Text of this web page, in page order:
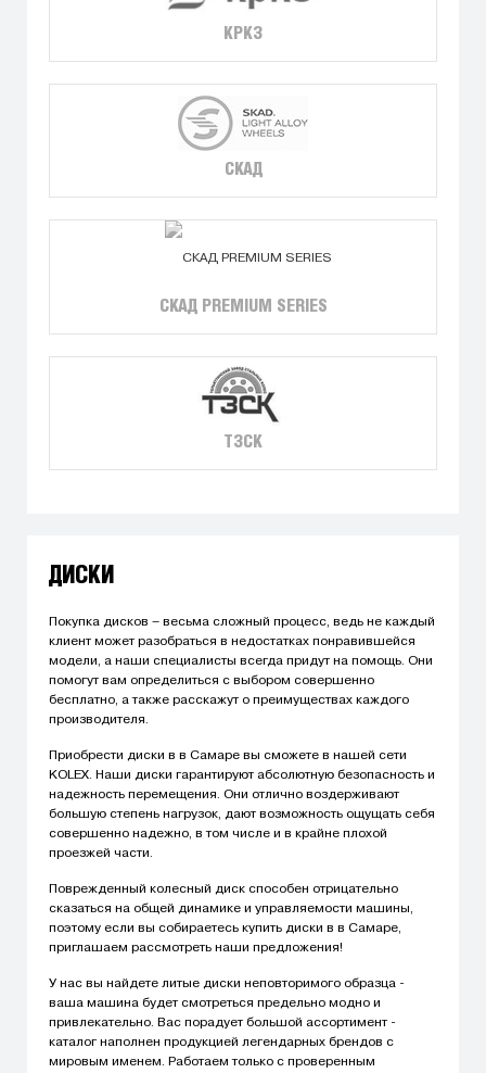
КРКЗ
СКАД
СКАД PREMIUM SERIES
ТЗСК
ДИСКИ
Покупка дисков – весьма сложный процесс, ведь не каждый
клиент может разобраться в недостатках понравившейся
модели, а наши специалисты всегда придут на помощь. Они
помогут вам определиться с выбором совершенно
бесплатно, а также расскажут о преимуществах каждого
производителя.
Приобрести диски в в Самаре вы сможете в нашей сети
KOLEX. Наши диски гарантируют абсолютную безопасность и
надежность перемещения. Они отлично воздерживают
большую степень нагрузок, дают возможность ощущать себя
совершенно надежно, в том числе и в крайне плохой
проезжей части.
Поврежденный колесный диск способен отрицательно
сказаться на общей динамике и управляемости машины,
поэтому если вы собираетесь купить диски в в Самаре,
приглашаем рассмотреть наши предложения!
У нас вы найдете литые диски неповторимого образца -
ваша машина будет смотреться предельно модно и
привлекательно. Вас порадует большой ассортимент -
каталог наполнен продукцией легендарных брендов с
мировым именем. Работаем только с проверенным